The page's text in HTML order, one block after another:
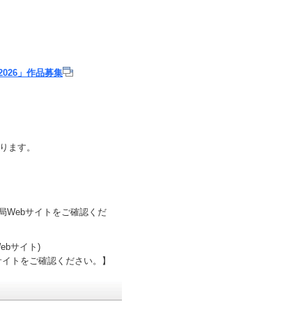
」作品募集
ます。
Webサイトをご確認くだ
サイト)
トをご確認ください。】